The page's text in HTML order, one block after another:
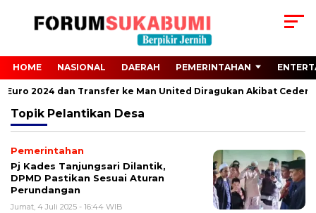
HOME NASIONAL DAERAH PEMERINTAHAN
2024 dan Transfer ke Man United Diragukan Akibat Cedera
Topik Pelantikan Desa
Pemerintahan
Pj Kades Tanjungsari Dilantik,
DPMD Pastikan Sesuai Aturan
Perundangan
Jumat, 4 Juli 2025 - 16:44 WIB